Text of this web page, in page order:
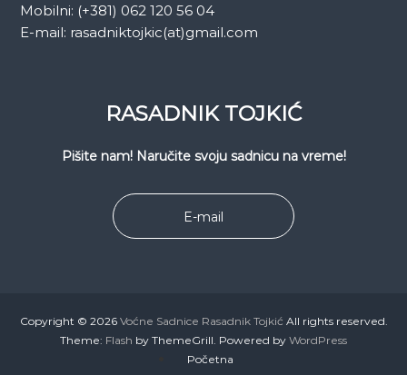
Mobilni: (+381) 062 120 56 04
E-mail: rasadniktojkic(at)gmail.com
RASADNIK TOJKIĆ
Pišite nam! Naručite svoju sadnicu na vreme!
E-mail
Copyright © 2026 Voćne Sadnice Rasadnik Tojkić All rights reserved.
Theme: Flash by ThemeGrill. Powered by WordPress
Početna